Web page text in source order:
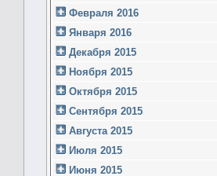
Февраля 2016
Января 2016
Декабря 2015
Ноября 2015
Октября 2015
Сентября 2015
Августа 2015
Июля 2015
Июня 2015